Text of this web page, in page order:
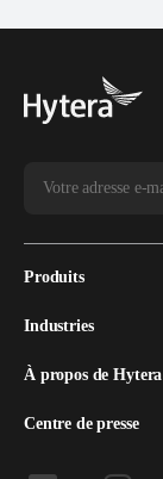
Produits
Industries
À propos de Hytera
Centre de presse